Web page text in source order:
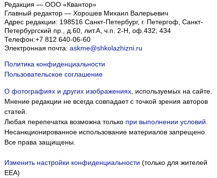
Редакция — ООО «Квантор»
Главный редактор — Хорошев Михаил Валерьевич
Адрес редакции: 198516 Санкт-Петербург, г. Петергоф Санкт-
Петербургский пр., д.60, лит.А, ч.п. 2-Н, оф.432, 434
Телефон:+7 812 640-06-60
Электронная почта: askme@shkolazhizni.ru
Политика конфиденциальности
Пользовательское соглашение
О фотографиях и других изображениях, используемых на сайте.
Мнение редакции не всегда совпадает с точкой зрения авторов
статей.
Любая перепечатка возможна только при выполнении условий
Несанкционированное использование материалов запрещено.
Все права защищены.
Изменить настройки конфиденциальности (только для жителей
EEA)